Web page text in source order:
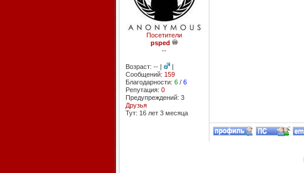
Посетители
psped
--
Возраст: -- |
|
Сообщений: 159
Благодарности: 6/ 6
Репутация: 0
Предупреждений: 3
Друзья
Тут: 16 лет 3 месяцa